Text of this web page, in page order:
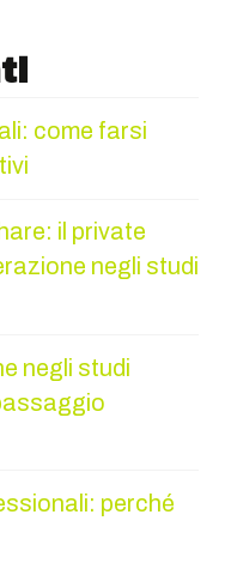
come farsi
il private
negli studi
negli studi
perché